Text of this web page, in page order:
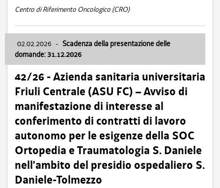
Centro di Riferimento Oncologico (CRO)
02.02.2026 - Scadenza della presentazione delle
domande: 31.12.2026
42/26 - Azienda sanitaria universitaria
Friuli Centrale (ASU FC) – Avviso di
manifestazione di interesse al
conferimento di contratti di lavoro
autonomo per le esigenze della SOC
Ortopedia e Traumatologia S. Daniele
nell’ambito del presidio ospedaliero S.
Daniele-Tolmezzo